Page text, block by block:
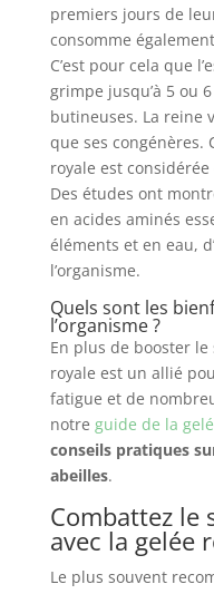
premiers jours de
consomme
C’est pour cela que
grimpe jusqu’à 5 ou
butineuses. La reine
que ses congénères.
royale est
Des études ont
en acides aminés
éléments et en eau,
l’organisme.
Quels sont les
l’organisme ?
En plus de booster
royale est un allié
fatigue et de
notre guide de la
conseils pratiques
abeilles.
Combattez le
avec la gelée
Le plus souvent